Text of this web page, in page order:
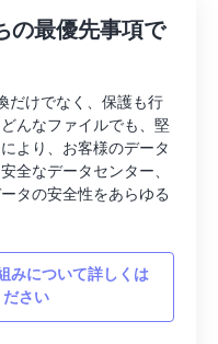
の最優先事項で
だけでなく、保護も行
んなファイルでも、堅
より、お客様のデータ
全なデータセンター、
タの安全性をあらゆる
みについて詳しくは
さい